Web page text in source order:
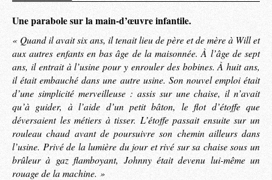
Une parabole sur la main-d’œuvre infantile.
« Quand il avait six ans, il tenait lieu de père et de mère à Will et
aux autres enfants en bas âge de la maisonnée. À l’âge de sept
ans, il entrait à l’usine pour y enrouler des bobines. À huit ans,
il était embauché dans une autre usine. Son nouvel emploi était
d’une simplicité merveilleuse : assis sur une chaise, il n’avait
qu’à guider, à l’aide d’un petit bâton, le flot d’étoffe que
déversaient les métiers à tisser. L’étoffe passait ensuite sur un
rouleau chaud avant de poursuivre son chemin ailleurs dans
l’usine. Privé de la lumière du jour et rivé sur sa chaise sous un
brûleur à gaz flamboyant, Johnny était devenu lui-même un
rouage de la machine. »